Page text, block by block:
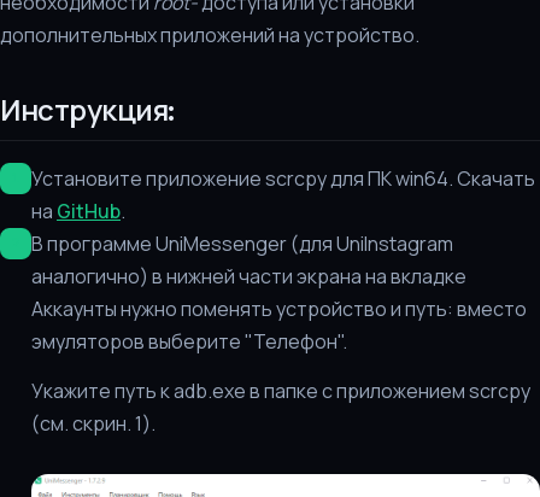
дополнительных приложений на устройство.
Инструкция:
Установите приложение scrcpy для ПК win64. Скачать
на GitHub.
В программе UniMessenger (для UniInstagram
аналогично) в нижней части экрана на вкладке
Аккаунты нужно поменять устройство и путь: вместо
эмуляторов выберите "Телефон".
Укажите путь к adb.exe в папке с приложением scrcpy
(см. скрин. 1).